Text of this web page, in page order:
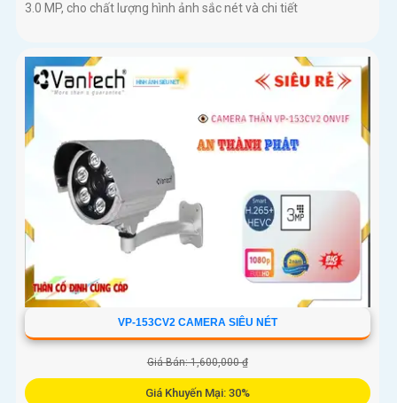
3.0 MP, cho chất lượng hình ảnh sắc nét và chi tiết
VP-153CV2 CAMERA SIÊU NÉT
Giá Bán: 1,600,000 ₫
Giá Khuyến Mại: 30%